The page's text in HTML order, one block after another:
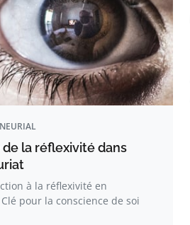
de la réflexivité dans
à la réflexivité en
pour la conscience de soi